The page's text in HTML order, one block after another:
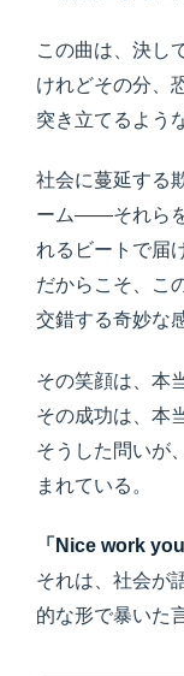
この曲は、決し
けれどその分、
突き立てるよう
社会に蔓延する
ーム——それら
れるビートで届
だからこそ、こ
交錯する奇妙な
その笑顔は、本
その成功は、本
そうした問いが
まれている。
「Nice work
それは、社会が
的な形で暴いた